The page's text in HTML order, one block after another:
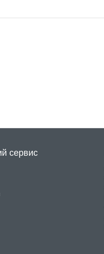
сервис